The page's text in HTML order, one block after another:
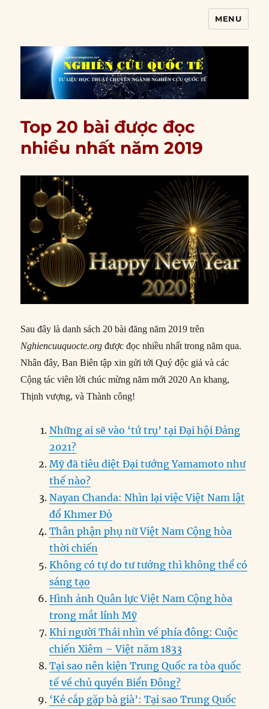
MENU
Top 20 bài được đọc
nhiều nhất năm 2019
Sau đây là danh sách 20 bài đăng năm 2019 trên
Nghiencuuquocte.org được đọc nhiều nhất trong năm qua.
Nhân đây, Ban Biên tập xin gửi tới Quý độc giả và các
Cộng tác viên lời chúc mừng năm mới 2020 An khang,
Thịnh vượng, và Thành công!
Những ai sẽ vào ‘tứ trụ’ tại Đại hội Đảng
2021?
Mỹ đã tiêu diệt Đại tướng Yamamoto như
thế nào?
Nayan Chanda: Nhìn lại việc Việt Nam lật
đổ Khmer Đỏ
Thân phận phụ nữ Việt Nam Cộng hòa
thời chiến
Không có tự do tư tưởng thì không thể có
sáng tạo
Hình ảnh Quân lực Việt Nam Cộng hòa
trong mắt lính Mỹ
Khi người Thái nhìn về phía đông: Cuộc
chiến Xiêm – Việt năm 1833
Tại sao nên kiện Trung Quốc ra tòa quốc
tế về chủ quyền Biển Đông?
‘Kẻ cắp gặp bà già’: Tại sao Trung Quốc